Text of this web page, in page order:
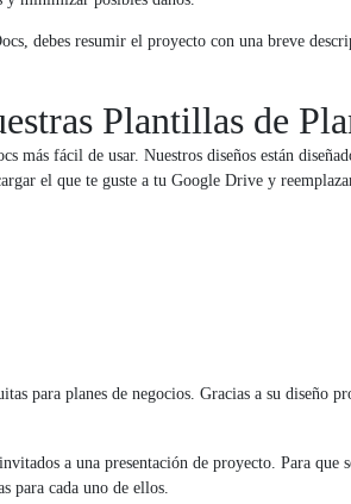
debes resumir el proyecto con una breve
Plantillas de
fácil de usar. Nuestros diseños están
el que te guste a tu Google Drive y
para planes de negocios. Gracias a su diseño
a una presentación de proyecto. Para
para cada uno de ellos.